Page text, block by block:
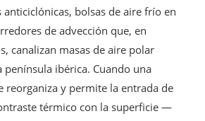
anticiclónicas, bolsas de aire frío en
de advección que, en
canalizan masas de aire polar
ibérica. Cuando una
reorganiza y permite la entrada de
térmico con la superficie —